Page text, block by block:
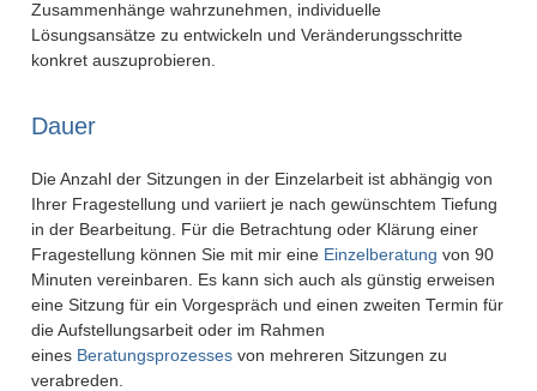
Zusammenhänge wahrzunehmen, individuelle
Lösungsansätze zu entwickeln und Veränderungsschritte
konkret auszuprobieren.
Dauer
Die Anzahl der Sitzungen in der Einzelarbeit ist abhängig von
Ihrer Fragestellung und variiert je nach gewünschtem Tiefung
in der Bearbeitung. Für die Betrachtung oder Klärung einer
Fragestellung können Sie mit mir eine Einzelberatung von 90
Minuten vereinbaren. Es kann sich auch als günstig erweisen
eine Sitzung für ein Vorgespräch und einen zweiten Termin für
die Aufstellungsarbeit oder im Rahmen
eines Beratungsprozesses von mehreren Sitzungen zu
verabreden.